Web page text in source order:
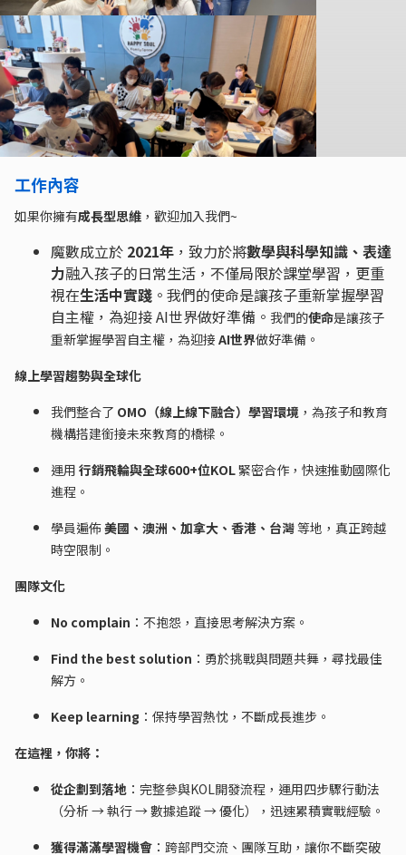
工作內容
如果你擁有成長型思維 ，歡迎加入我們~
魔數成立於 2021年 ，致力於將數學與科學知識、表達
力融入孩子的日常生活，不僅局限於課堂學習，更重
視在生活中實踐 。我們的使命是讓孩子重新掌握學習
自主權，為迎接 AI世界做好準備。 我們的使命是讓孩子
重新掌握學習自主權，為迎接 AI世界做好準備。
線上學習趨勢與全球化
我們整合了 OMO（線上線下融合）學習環境 ，為孩子和教育
機構搭建銜接未來教育的橋樑。
運用 行銷飛輪與全球600+位KOL緊密合作，快速推動國際化
進程。
學員遍佈美國、澳洲、加拿大、香港、台灣等地，真正跨越
時空限制。
團隊文化
No complain ：不抱怨，直接思考解決方案。
Find the best solution ：勇於挑戰與問題共舞，尋找最佳
解方。
Keep learning ：保持學習熱忱，不斷成長進步。
在這裡，你將：
從企劃到落地 ：完整參與KOL開發流程，運用四步驟行動法
（分析 → 執行 → 數據追蹤 → 優化），迅速累積實戰經驗。
獲得滿滿學習機會 ：跨部門交流、團隊互助，讓你不斷突破